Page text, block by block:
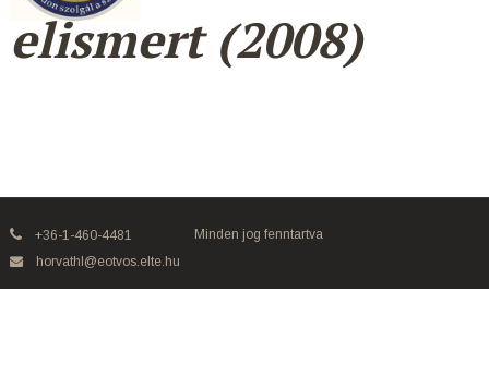
elismert (2008)
+36-1-460-4481
horvathl@eotvos.elte.hu
Minden jog fenntartva